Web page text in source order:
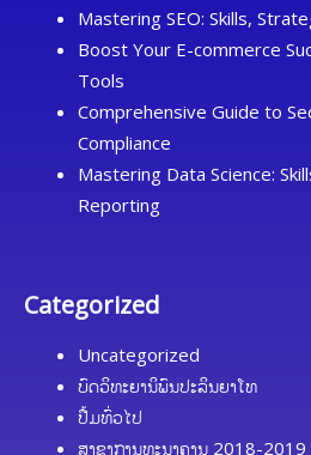
Mastering SEO: Skills,
Boost Your E-commerce
Tools
Comprehensive Guide to
Compliance
Mastering Data Science:
Reporting
Categorized
Uncategorized
ບົດວິທະຍານິພົນປະລິນຍາໂທ
ປື້ມທົ່ວໄປ
ສາຂາການທະນາຄານ 2018-2019